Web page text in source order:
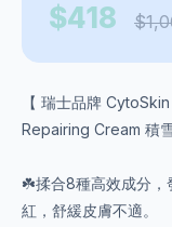
$418
【 瑞士品牌
Repairing Cream 積
☘️揉合8種高效成分，
紅，舒緩皮膚不適。